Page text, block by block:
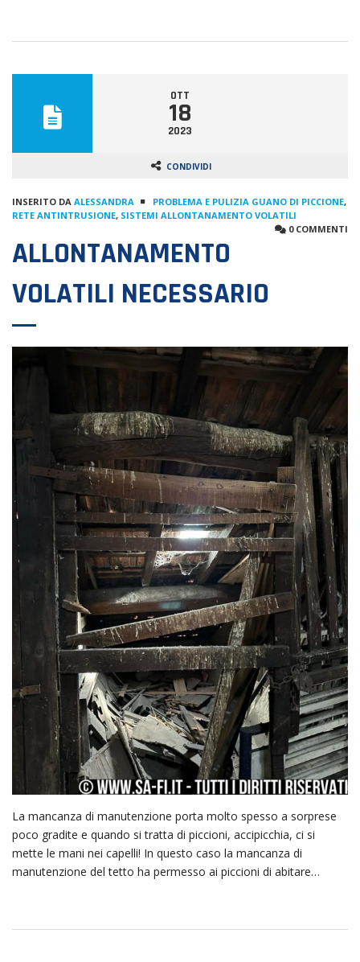
OTT
18
2023
CONDIVIDI
INSERITO DA ALESSANDRA PROBLEMA E PULIZIA GUANO DI PICCIONE,
RETE ANTINTRUSIONE, SISTEMI ALLONTANAMENTO VOLATILI
0 COMMENTI
ALLONTANAMENTO
VOLATILI NECESSARIO
La mancanza di manutenzione porta molto spesso a sorprese
poco gradite e quando si tratta di piccioni, accipicchia, ci si
mette le mani nei capelli! In questo caso la mancanza di
manutenzione del tetto ha permesso ai piccioni di abitare…